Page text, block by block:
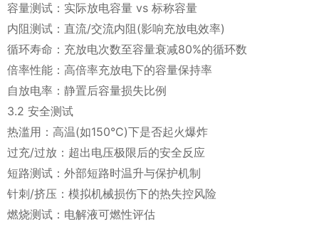
容量测试：实际放电容量 vs 标称容量
内阻测试：直流/交流内阻(影响充放电效率)
循环寿命：充放电次数至容量衰减80%的循环数
倍率性能：高倍率充放电下的容量保持率
自放电率：静置后容量损失比例
3.2 安全测试
热滥用：高温(如150°C)下是否起火爆炸
过充/过放：超出电压极限后的安全反应
短路测试：外部短路时温升与保护机制
针刺/挤压：模拟机械损伤下的热失控风险
燃烧测试：电解液可燃性评估